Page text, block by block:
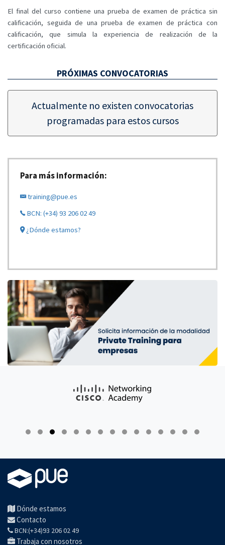
El final del curso contiene una prueba de examen de práctica sin
calificación, seguida de una prueba de examen de práctica con
calificación, que simula la experiencia de realización de la
certificación oficial.
PRÓXIMAS CONVOCATORIAS
Actualmente no existen convocatorias
programadas para estos cursos
Para más información:
training@pue.es
BCN: (+34) 93 206 02 49
¿Dónde estamos?
Dónde estamos
Contacto
BCN:(+34)93 206 02 49
Trabaja con nosotros